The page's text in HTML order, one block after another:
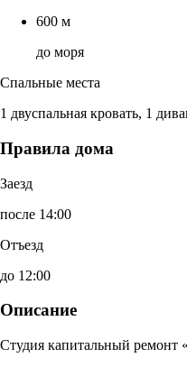
600 м
до моря
Спальные места
1 двуспальная кровать, 1
Правила дома
Заезд
после 14:00
Отъезд
до 12:00
Описание
Студия капитальный ремонт